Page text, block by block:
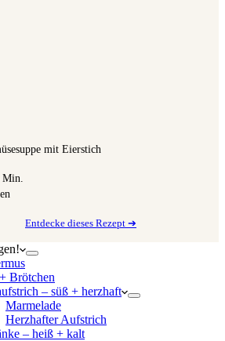
mit Eierstich
Minuten
Min.
Entdecke dieses Rezept ➔
Brötchen
– süß + herzhaft
Marmelade
Herzhafter Aufstrich
– heiß + kalt